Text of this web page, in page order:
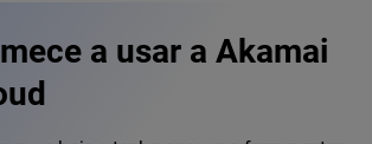
a usar a Akamai